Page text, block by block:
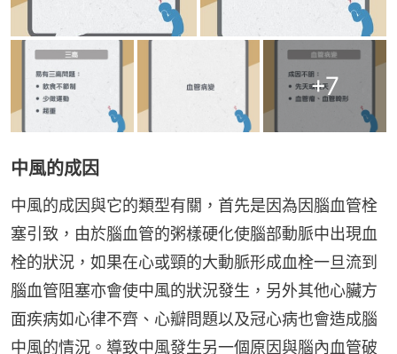
+7
中風的成因
中風的成因與它的類型有關，首先是因為因腦血管栓
塞引致，由於腦血管的粥樣硬化使腦部動脈中出現血
栓的狀況，如果在心或頸的大動脈形成血栓一旦流到
腦血管阻塞亦會使中風的狀況發生，另外其他心臟方
面疾病如心律不齊、心瓣問題以及冠心病也會造成腦
中風的情況。導致中風發生另一個原因與腦內血管破